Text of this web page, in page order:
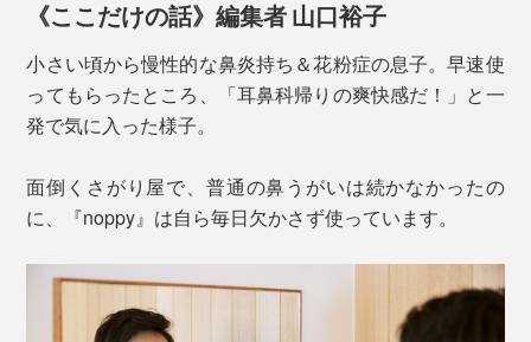
『noppy』のノズルは直接鼻に触れるもの。家族で使う
なら、ノズルはそれぞれ専用のものをそろえると衛生的
《ここだけの話》編集者 山口裕子
小さい頃から慢性的な鼻炎持ち＆花粉症の息子。早速使
ってもらったところ、「耳鼻科帰りの爽快感だ！」と一
発で気に入った様子。
面倒くさがり屋で、普通の鼻うがいは続かなかったの
に、『noppy』は自ら毎日欠かさず使っています。